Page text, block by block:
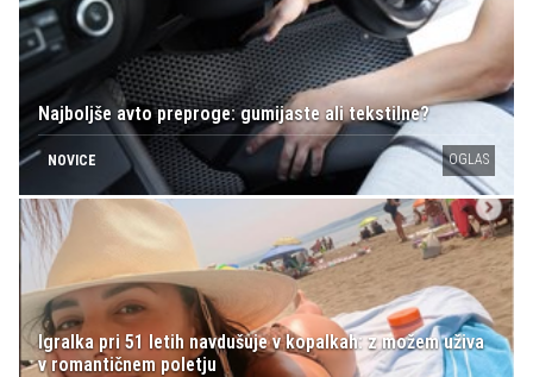
Najboljše avto preproge: gumijaste ali tekstilne?
NOVICE OGLAS
Igralka pri 51 letih navdušuje v kopalkah: z možem uživa
v romantičnem poletju